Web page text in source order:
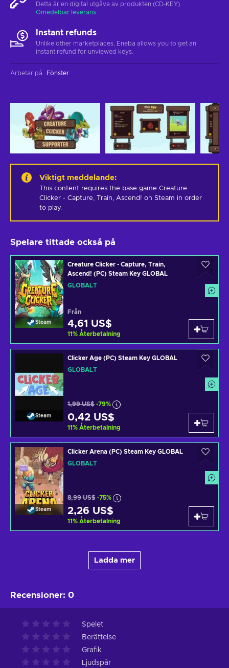
Detta är en digital utgåva av produkten (CD-KEY)
Omedelbar leverans
Instant refunds
Unlike other marketplaces, Eneba allows you to get an
instant refund for unviewed keys.
Arbetar på: Fönster
Viktigt meddelande:
This content requires the base game Creature
Clicker - Capture, Train, Ascend! on Steam in order
to play.
Spelare tittade också på
Steam
Creature Clicker - Capture, Train,
Ascend! (PC) Steam Key GLOBAL
GLOBALT
Från
4,61 US$
11% Återbetalning
Steam
Clicker Age (PC) Steam Key GLOBAL
GLOBALT
1,99 US$ -79%
0,42 US$
11% Återbetalning
Steam
Clicker Arena (PC) Steam Key GLOBAL
GLOBALT
8,99 US$ -75%
2,26 US$
11% Återbetalning
Ladda mer
Recensioner: 0
Spelet
Berättelse
Grafik
Ljudspår